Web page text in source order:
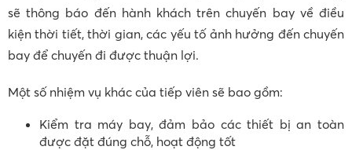
sẽ thông báo đến hành khách trên chuyến bay về điều
kiện thời tiết, thời gian, các yếu tố ảnh hưởng đến chuyến
bay để chuyến đi được thuận lợi.
Một số nhiệm vụ khác của tiếp viên sẽ bao gồm:
Kiểm tra máy bay, đảm bảo các thiết bị an toàn
được đặt đúng chỗ, hoạt động tốt